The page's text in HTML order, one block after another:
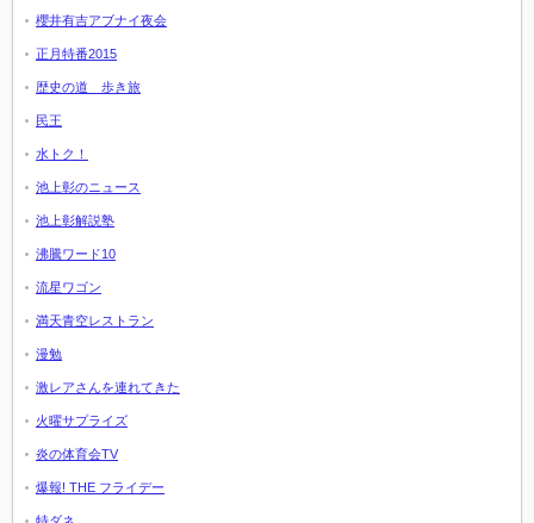
櫻井有吉アブナイ夜会
正月特番2015
歴史の道 歩き旅
民王
水トク！
池上彰のニュース
池上彰解説塾
沸騰ワード10
流星ワゴン
満天青空レストラン
漫勉
激レアさんを連れてきた
火曜サプライズ
炎の体育会TV
爆報! THE フライデー